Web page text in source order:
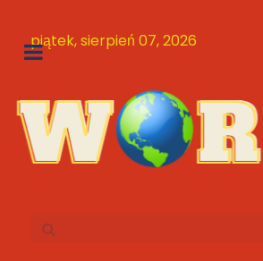
piątek, sierpień 07, 2026